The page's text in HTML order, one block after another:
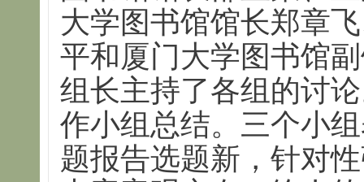
大学图书馆馆长郑章
平和厦门大学图书馆
组长主持了各组的讨
作小组总结。三个小
题报告选题新，针对